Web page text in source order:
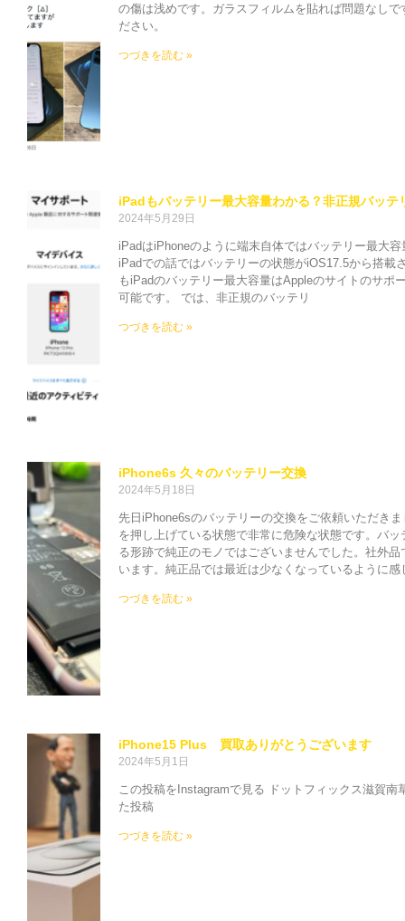
の傷は浅めです。ガラスフィルムを貼れば問題なし
ださい。
つづきを読む »
iPadもバッテリー最大容量わかる？非正規バッテ
2024年5月29日
iPadはiPhoneのように端末自体ではバッテリー最大
iPadでの話ではバッテリーの状態がiOS17.5から搭載
もiPadのバッテリー最大容量はAppleのサイトのサポ
可能です。 では、非正規のバッテリ
つづきを読む »
iPhone6s 久々のバッテリー交換
2024年5月18日
先日iPhone6sのバッテリーの交換をご依頼いただき
を押し上げている状態で非常に危険な状態です。バ
る形跡で純正のモノではございませんでした。社外
います。純正品では最近は少なくなっているように感
つづきを読む »
iPhone15 Plus 買取ありがとうございます
2024年5月1日
この投稿をInstagramで見る ドットフィックス滋賀南
た投稿
つづきを読む »